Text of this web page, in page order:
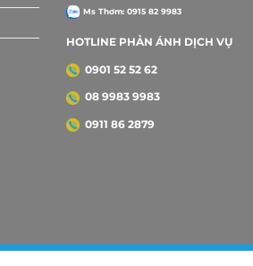
Ms Thơm: 0915 82 9983
HOTLINE PHẢN ÁNH DỊCH VỤ
0901 52 52 62
08 9983 9983
0911 86 2879